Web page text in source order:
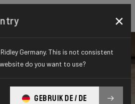
×
Germany. This is not consistent
do you want to use?
GEBRUIK DE / DE